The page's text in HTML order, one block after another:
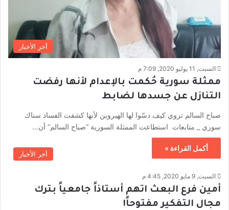
أخر الأخبار
السبت, 11 يوليو 2020, 7:09 م
ممثلة سورية حُكمت بالإعدام لأنها رفضت
التنازل عن جسدها لضابط
صباح السالم تروي كيف دسّوا لها الهيروين لأنها كشفت الفساد سناك
سوري _ متابعات استطاعت الممثلة السورية “صباح السالم” أن…
أكمل القراءة »
أخر الأخبار
السبت, 9 مايو 2020, 4:45 م
أمين فرع البعث اتهم أستاذاً جامعياً بترك
مجال التفكير مفتوحاً!